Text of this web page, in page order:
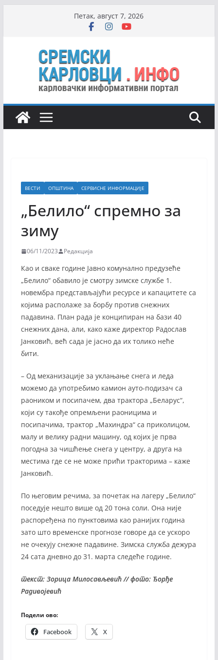
Петак, август 7, 2026
ВЕСТИ ОПШТИНА СЕРВИСНЕ ИНФОРМАЦИЈЕ
„Белило“ спремно за
зиму
06/11/2023 Редакција
Као и сваке године Јавно комунално предузеће
„Белило“ обавило је смотру зимске службе 1.
новембра представљајући ресурсе и капацитете са
којима располаже за борбу против снежних
падавина. План рада је конципиран на бази 40
снежних дана, али, како каже директор Радослав
Јанковић, већ сада је јасно да их толико неће
бити.
– Од механизације за уклањање снега и леда
можемо да употребимо камион ауто-подизач са
раоником и посипачем, два трактора „Беларус“,
који су такође опремљени раоницима и
посипачима, трактор „Махиндра“ са приколицом,
малу и велику радни машину, од којих је прва
погодна за чишћење снега у центру, а друга на
местима где се не може прићи тракторима – каже
Јанковић.
По његовим речима, за почетак на лагеру „Белило“
поседује нешто више од 20 тона соли. Она није
распоређена по пунктовима као ранијих година
зато што временске прогнозе говоре да се ускоро
не очекују снежне падавине. Зимска служба дежура
24 сата дневно до 31. марта следеће године.
текст: Зорица Милосављевић // фото: Ђорђе
Радивојевић
Подели ово:
Facebook X